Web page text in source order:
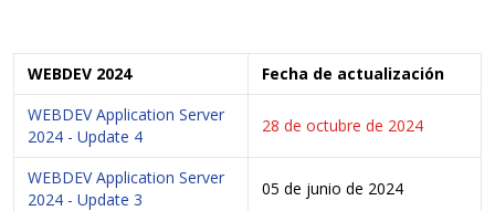
WEBDEV 2024
Fecha de actualización
WEBDEV Application Server
2024 - Update 4
28 de octubre de 2024
WEBDEV Application Server
2024 - Update 3
05 de junio de 2024